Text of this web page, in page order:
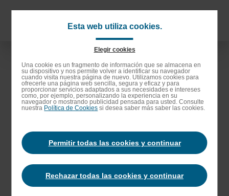
Esta web utiliza cookies.
Elegir cookies
Una cookie es un fragmento de información que se almacena en
su dispositivo y nos permite volver a identificar su navegador
cuando visita nuestra página de nuevo. Utilizamos cookies para
ofrecerle una página web sencilla, segura y eficaz y para
proporcionar servicios adaptados a sus necesidades e intereses
como, por ejemplo, personalizando la experiencia en su
navegador o mostrando publicidad pensada para usted. Consulte
nuestra Política de Cookies si desea saber más saber las cookies.
Permitir todas las cookies y continuar
Rechazar todas las cookies y continuar